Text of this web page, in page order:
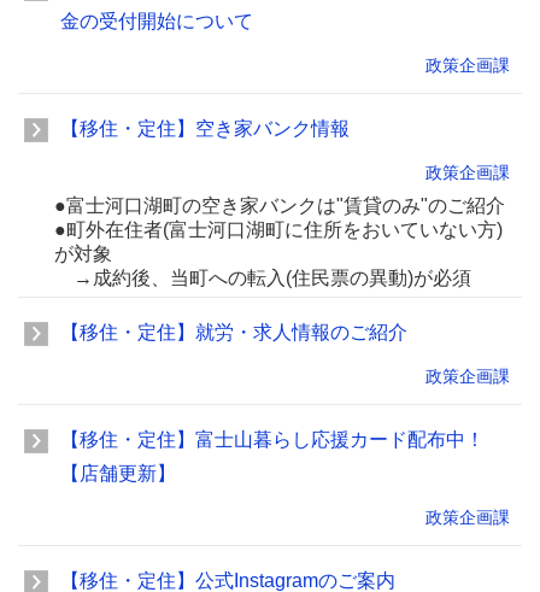
金の受付開始について
政策企画課
【移住・定住】空き家バンク情報
政策企画課
●富士河口湖町の空き家バンクは"賃貸のみ"のご紹介
●町外在住者(富士河口湖町に住所をおいていない方)
が対象
→成約後、当町への転入(住民票の異動)が必須
【移住・定住】就労・求人情報のご紹介
政策企画課
【移住・定住】富士山暮らし応援カード配布中！
【店舗更新】
政策企画課
【移住・定住】公式Instagramのご案内